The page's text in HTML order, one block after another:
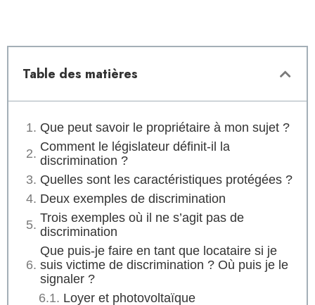
Table des matières
Que peut savoir le propriétaire à mon sujet ?
Comment le législateur définit-il la
discrimination ?
Quelles sont les caractéristiques protégées ?
Deux exemples de discrimination
Trois exemples où il ne s’agit pas de
discrimination
Que puis-je faire en tant que locataire si je
suis victime de discrimination ? Où puis je le
signaler ?
Loyer et photovoltaïque